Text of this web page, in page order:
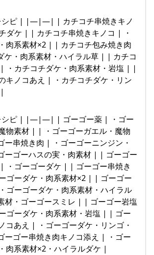
シピ | |—|—| | カチコチ串焼きキノ
ダケ | | カチコチ串焼きキノコ | ・
肉系素材×2 | | カチコチ包み焼き肉
ケ・肉系素材・ハイラル草 | | カチコ
・カチコチダケ・肉系素材・岩塩 | |
キノコあえ | ・カチコチダケ・リン
シピ | |—|—| | ゴーゴー薬 | ・ゴー
物素材 | | ・ゴーゴーガエル・魔物
串焼き肉 | ・ゴーゴーニンジン・
ーゴーハスの実・肉素材 | | ゴーゴー
・ゴーゴーダケ | | ゴーゴー串焼き
ゴーダケ・肉系素材×2 | | ゴーゴー
ゴーゴーダケ・肉系素材・ハイラル
・ゴーゴースミレ | | ゴーゴー岩塩
ゴーダケ・肉系素材・岩塩 | | ゴー
コあえ | ・ゴーゴーダケ・リンゴ・
ーゴー串焼き肉キノコ添え | ・ゴー
肉系素材×2・ハイラルダケ |